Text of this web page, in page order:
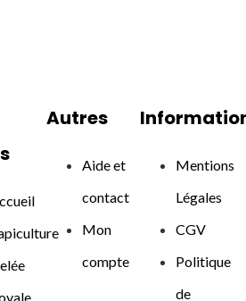
Autres
Aide et
contact
Mon
compte
Mentions
Légales
CGV
Politique
de